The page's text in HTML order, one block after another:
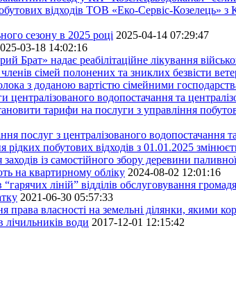
відходів ТОВ «Еко-Сервіс-Козелець»
сезону в 2025 році 2025-04-14 07:29:47
03-18 14:02:16
Брат» надає реабілітаційне лікування
сімей полонених та зниклих безвісти
з доданою вартістю сімейними
централізованого водопостачання та
тарифи на послуги з управління
послуг з централізованого водопостачання
рідких побутових відходів з 01.01.2025
із самостійного збору деревини
на квартирному обліку 2024-08-02 12:01:16
ліній” відділів обслуговування
2021-06-30 05:57:33
права власності на земельні ділянки, якими
лічильників води 2017-12-01 12:15:42